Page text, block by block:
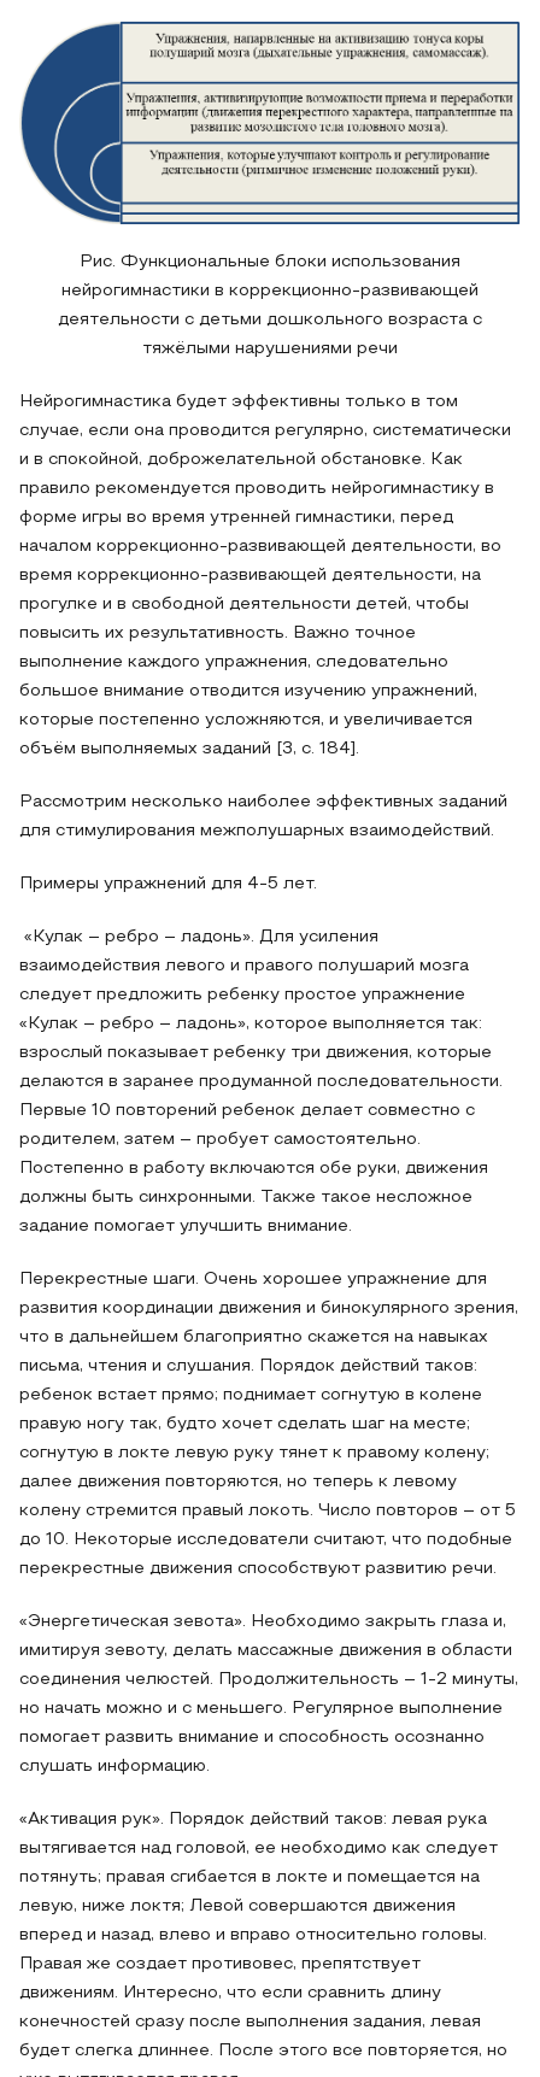
Рис. Функциональные блоки использования
нейрогимнастики в коррекционно-развивающей
деятельности с детьми дошкольного возраста с
тяжёлыми нарушениями речи
Нейрогимнастика будет эффективны только в том
случае, если она проводится регулярно, систематически
и в спокойной, доброжелательной обстановке. Как
правило рекомендуется проводить нейрогимнастику в
форме игры во время утренней гимнастики, перед
началом коррекционно-развивающей деятельности, во
время коррекционно-развивающей деятельности, на
прогулке и в свободной деятельности детей, чтобы
повысить их результативность. Важно точное
выполнение каждого упражнения, следовательно
большое внимание отводится изучению упражнений,
которые постепенно усложняются, и увеличивается
объём выполняемых заданий [3, с. 184].
Рассмотрим несколько наиболее эффективных заданий
для стимулирования межполушарных взаимодействий.
Примеры упражнений для 4-5 лет.
«Кулак – ребро – ладонь». Для усиления
взаимодействия левого и правого полушарий мозга
следует предложить ребенку простое упражнение
«Кулак – ребро – ладонь», которое выполняется так:
взрослый показывает ребенку три движения, которые
делаются в заранее продуманной последовательности.
Первые 10 повторений ребенок делает совместно с
родителем, затем – пробует самостоятельно.
Постепенно в работу включаются обе руки, движения
должны быть синхронными. Также такое несложное
задание помогает улучшить внимание.
Перекрестные шаги. Очень хорошее упражнение для
развития координации движения и бинокулярного зрения,
что в дальнейшем благоприятно скажется на навыках
письма, чтения и слушания. Порядок действий таков:
ребенок встает прямо; поднимает согнутую в колене
правую ногу так, будто хочет сделать шаг на месте;
согнутую в локте левую руку тянет к правому колену;
далее движения повторяются, но теперь к левому
колену стремится правый локоть. Число повторов – от 5
до 10. Некоторые исследователи считают, что подобные
перекрестные движения способствуют развитию речи.
«Энергетическая зевота». Необходимо закрыть глаза и,
имитируя зевоту, делать массажные движения в области
соединения челюстей. Продолжительность – 1-2 минуты,
но начать можно и с меньшего. Регулярное выполнение
помогает развить внимание и способность осознанно
слушать информацию.
«Активация рук». Порядок действий таков: левая рука
вытягивается над головой, ее необходимо как следует
потянуть; правая сгибается в локте и помещается на
левую, ниже локтя; Левой совершаются движения
вперед и назад, влево и вправо относительно головы.
Правая же создает противовес, препятствует
движениям. Интересно, что если сравнить длину
конечностей сразу после выполнения задания, левая
будет слегка длиннее. После этого все повторяется, но